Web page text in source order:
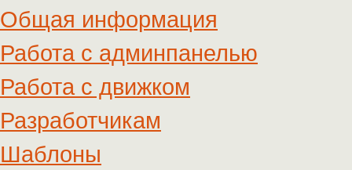
Общая информация
Работа с админпанелью
Работа с движком
Разработчикам
Шаблоны